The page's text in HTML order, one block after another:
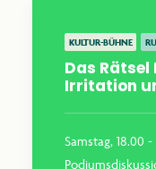
KULTUR-BÜHNE
Das Rätsel
Irritation
Samstag, 18.00 -